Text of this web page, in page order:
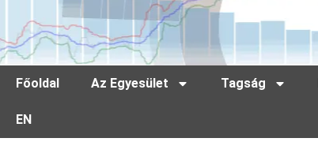
Főoldal Az Egyesület Tagság
EN